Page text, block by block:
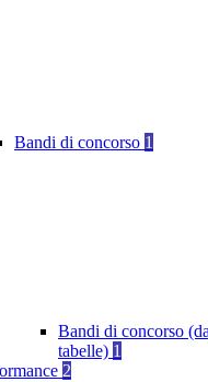
Bandi di concorso 1
Bandi di concorso
tabelle) 1
2